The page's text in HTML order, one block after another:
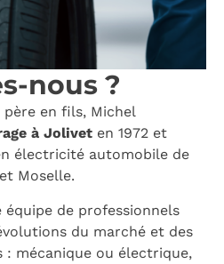
nous ?
en fils, Michel
à Jolivet en 1972 et
électricité automobile de
Moselle.
équipe de professionnels
du marché et des
: mécanique ou électrique,